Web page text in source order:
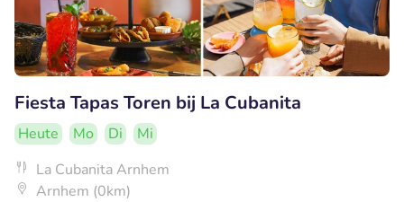
Fiesta Tapas Toren bij La Cubanita
Heute Mo Di
Mi
La Cubanita Arnhem
Arnhem (0km)